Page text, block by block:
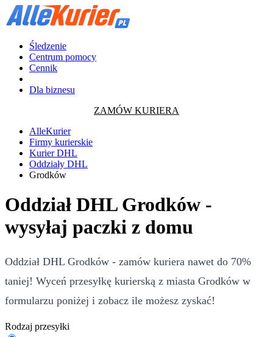
Śledzenie
Centrum pomocy
Cennik
Dla biznesu
ZAMÓW KURIERA
AlleKurier
Firmy kurierskie
Kurier DHL
Oddziały DHL
Grodków
Oddział DHL Grodków -
wysyłaj paczki z domu
Oddział DHL Grodków - zamów kuriera nawet do 70%
taniej! Wyceń przesyłkę kurierską z miasta Grodków w
formularzu poniżej i zobacz ile możesz zyskać!
Rodzaj przesyłki